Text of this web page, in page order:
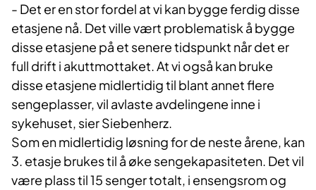
- Det er en stor fordel at vi kan bygge ferdig disse
etasjene nå. Det ville vært problematisk å bygge
disse etasjene på et senere tidspunkt når det er
full drift i akuttmottaket. At vi også kan bruke
disse etasjene midlertidig til blant annet flere
sengeplasser, vil avlaste avdelingene inne i
sykehuset, sier Siebenherz.
Som en midlertidig løsning for de neste årene, kan
3. etasje brukes til å øke sengekapasiteten. Det vil
være plass til 15 senger totalt, i ensengsrom og